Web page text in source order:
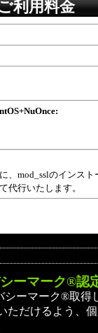
利用料金
、mod_sslのインス
代行いたします。
ーマーク®認
シーマーク®取得
ただけるよう、